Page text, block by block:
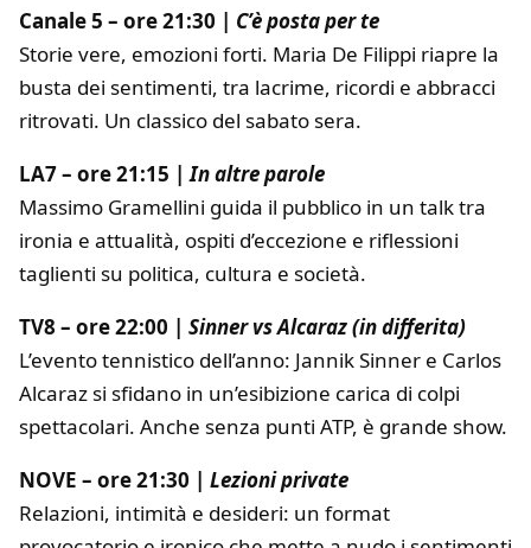
Canale 5 – ore 21:30 | C’è posta per te
Storie vere, emozioni forti. Maria De Filippi riapre la
busta dei sentimenti, tra lacrime, ricordi e abbracci
ritrovati. Un classico del sabato sera.
LA7 – ore 21:15 |In altre parole
Massimo Gramellini guida il pubblico in un talk tra
ironia e attualità, ospiti d’eccezione e riflessioni
taglienti su politica, cultura e società.
TV8 – ore 22:00 | Sinner vs Alcaraz (in differita)
L’evento tennistico dell’anno: Jannik Sinner e Carlos
Alcaraz si sfidano in un’esibizione carica di colpi
spettacolari. Anche senza punti ATP, è grande show.
NOVE – ore 21:30 | Lezioni private
Relazioni, intimità e desideri: un format